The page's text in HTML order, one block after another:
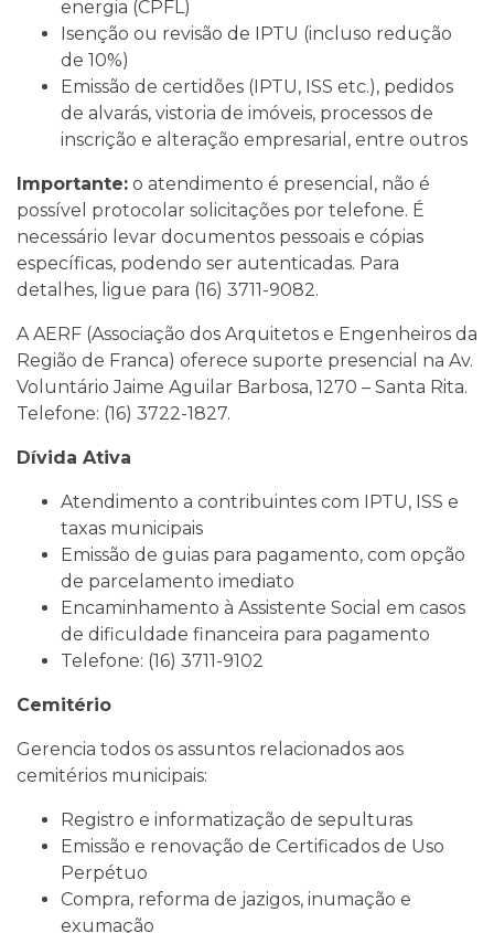
energia (CPFL)
Isenção ou revisão de IPTU (incluso redução
de 10%)
Emissão de certidões (IPTU, ISS etc.), pedidos
de alvarás, vistoria de imóveis, processos de
inscrição e alteração empresarial, entre outros
Importante: o atendimento é presencial, não é
possível protocolar solicitações por telefone. É
necessário levar documentos pessoais e cópias
específicas, podendo ser autenticadas. Para
detalhes, ligue para (16) 3711-9082.
A AERF (Associação dos Arquitetos e Engenheiros da
Região de Franca) oferece suporte presencial na Av.
Voluntário Jaime Aguilar Barbosa, 1270 – Santa Rita.
Telefone: (16) 3722-1827.
Dívida Ativa
Atendimento a contribuintes com IPTU, ISS e
taxas municipais
Emissão de guias para pagamento, com opção
de parcelamento imediato
Encaminhamento à Assistente Social em casos
de dificuldade financeira para pagamento
Telefone: (16) 3711-9102
Cemitério
Gerencia todos os assuntos relacionados aos
cemitérios municipais:
Registro e informatização de sepulturas
Emissão e renovação de Certificados de Uso
Perpétuo
Compra, reforma de jazigos, inumação e
exumação